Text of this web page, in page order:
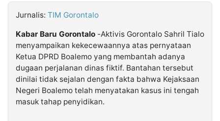
Jurnalis: TIM Gorontalo
Kabar Baru Gorontalo -Aktivis Gorontalo Sahril Tialo
menyampaikan kekecewaannya atas pernyataan
Ketua DPRD Boalemo yang membantah adanya
dugaan perjalanan dinas fiktif. Bantahan tersebut
dinilai tidak sejalan dengan fakta bahwa Kejaksaan
Negeri Boalemo telah menyatakan kasus ini tengah
masuk tahap penyidikan.